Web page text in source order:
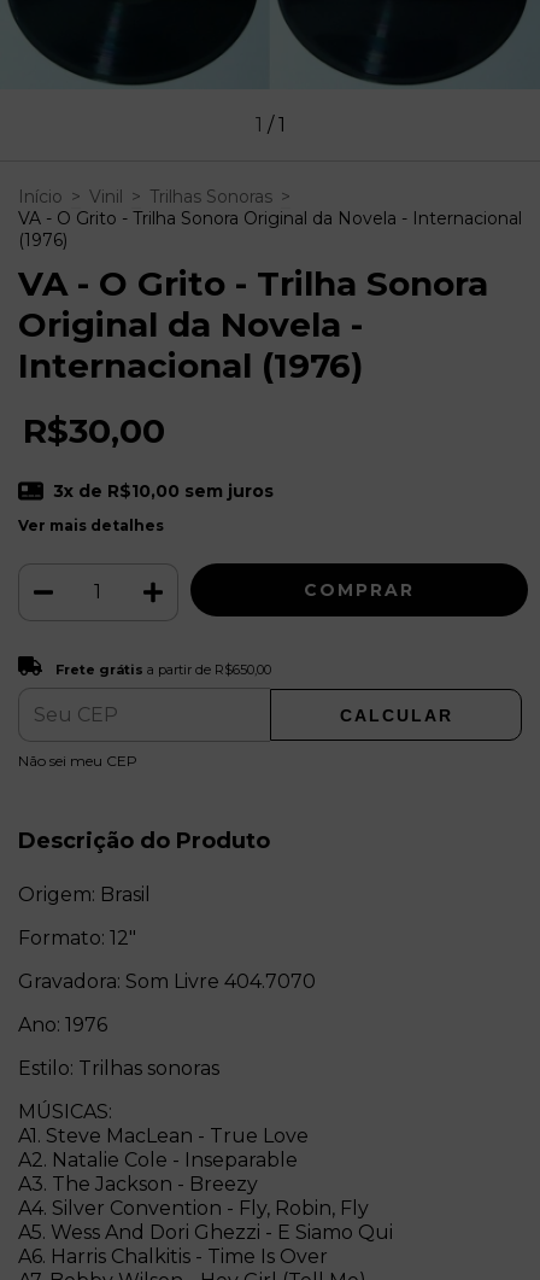
1 / 1
Início > Vinil > Trilhas Sonoras >
VA - O Grito - Trilha Sonora Original da Novela - Internacional
(1976)
VA - O Grito - Trilha Sonora
Original da Novela -
Internacional (1976)
R$30,00
3x de R$10,00 sem juros
Ver mais detalhes
Entregas para o CEP: ALTERAR CEP
Frete grátis a partir de R$650,00
CALCULAR
Não sei meu CEP
Descrição do Produto
Origem: Brasil
Formato: 12"
Gravadora: Som Livre 404.7070
Ano: 1976
Estilo: Trilhas sonoras
MÚSICAS:
A1. Steve MacLean - True Love
A2. Natalie Cole - Inseparable
A3. The Jackson - Breezy
A4. Silver Convention - Fly, Robin, Fly
A5. Wess And Dori Ghezzi - E Siamo Qui
A6. Harris Chalkitis - Time Is Over